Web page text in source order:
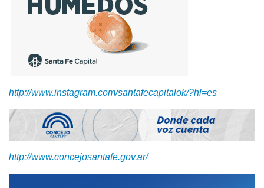
http://www.instagram.com/santafecapitalok/?hl=es
http://www.concejosantafe.gov.ar/